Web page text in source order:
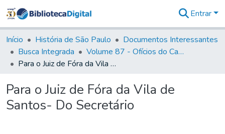
&
Coleções
Tudo na
Biblioteca
Estatísticas
Entrar
Início História de São Paulo
Documentos Interessantes
Busca Integrada
Volume 87 - Ofícios do Capitão General Antonio Manoel de Melo Castro e Mendonça (1797- 1801)
Para o Juiz de Fóra da Vila de Santos- Do Secretário
Para o Juiz de Fóra da Vila de
Santos- Do Secretário